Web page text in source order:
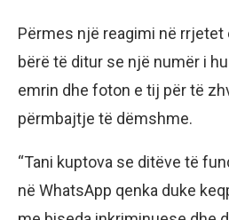
Përmes një reagimi në rrjetet
bërë të ditur se një numër i
emrin dhe foton e tij për të
përmbajtje të dëmshme.
“Tani kuptova se ditëve të
në WhatsApp qenka duke